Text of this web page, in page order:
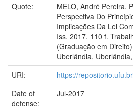
Quote:
MELO, André Pereira.
Perspectiva Do
Implicações Da Lei
Iss. 2017. 110 f.
(Graduação em
Uberlândia,
URI:
https://
Date of
defense:
Jul-2017